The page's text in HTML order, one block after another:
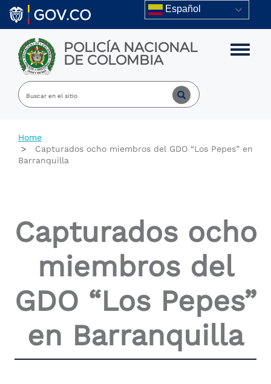
Skip to main content Español
POLICÍA NACIONAL
DE COLOMBIA Toggle
Home
Capturados ocho miembros del GDO “Los Pepes” en
Barranquilla
Capturados ocho
miembros del
GDO “Los Pepes”
en Barranquilla